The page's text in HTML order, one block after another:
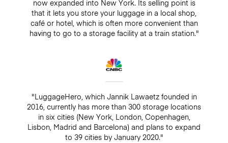
now expanded into New York. Its selling point is
that it lets you store your luggage in a local shop,
café or hotel, which is often more convenient than
having to go to a storage facility at a train station."
"LuggageHero, which Jannik Lawaetz founded in
2016, currently has more than 300 storage locations
in six cities (New York, London, Copenhagen,
Lisbon, Madrid and Barcelona) and plans to expand
to 39 cities by January 2020."